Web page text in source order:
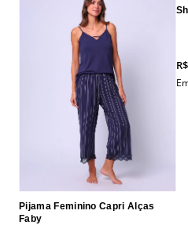
Pijama Feminino Capri Alças
Faby
R$